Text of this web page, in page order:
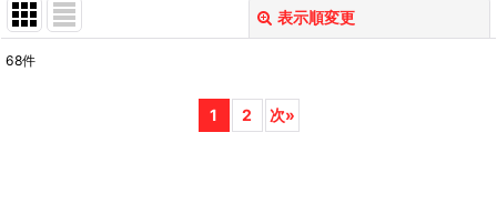
表示順変更
68件
1 2 次»